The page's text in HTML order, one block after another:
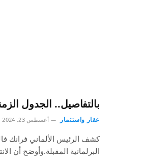
بالتفاصيل.. الجدول
عقار واستثمار أغسطس 23, 2024
كشف الرئيس الألماني فرانك
البرلمانية المقبلة.وأوضح أن